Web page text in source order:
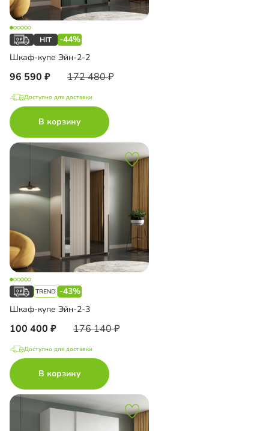
-44%
Шкаф-купе Эйн-2-2
96 590 172 480
Доступно для доставки
В корзину
-43%
Шкаф-купе Эйн-2-3
100 400 176 140
Доступно для доставки
В корзину